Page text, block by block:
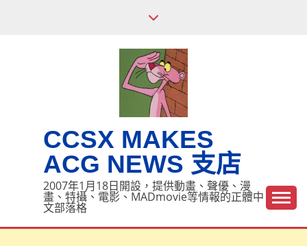
CCSX MAKES
ACG NEWS 支店
2007年1月18日開設，提供動畫、聲優、漫
畫、特攝、電影、MADmovie等情報的正體中
文部落格